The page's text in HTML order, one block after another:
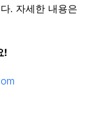
. 자세한 내용은
!